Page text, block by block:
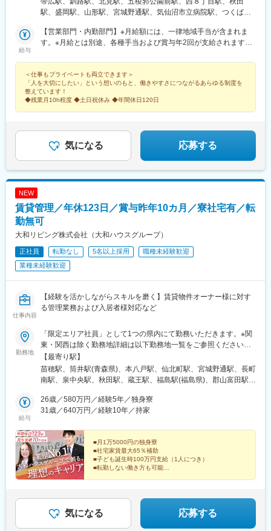
原則屋内禁煙（喫煙室あり）等、ビルにより異なります。
駅、盛岡駅、山形駅、宮城野通駅、気仙沼市立病院駅、つくば
西口駅、中野駅(東京都)、みなとみらい駅、北三条駅、野町駅、大
垣駅、名鉄岐阜駅、権堂駅、元善光寺駅、福井城址大名町駅、新
駅、福山駅、湯田温泉駅、片原町駅(香川県)、宮崎駅、中央病院前
駅、大通駅、榴ケ岡駅、南越谷駅、三越前駅、西新宿駅、岐阜
駅、善光寺下駅、足羽山公園口駅、栄町駅(愛知県)、国際センター
駅、あすなろう四日市駅、山陽姫路駅、渡辺橋駅、心斎橋駅、東
駅、蒲生駅、東京駅、都庁前駅、桜木町駅、仁愛女子高校駅、丸
の内駅(愛知県)、淀屋橋駅、堺筋本町駅、新西大寺町筋駅、高松駅
給与
【営業部門・内勤部門】※月給額には、一律地域手当が含まれま
す。※月給とは別途、各種手当および賞与年2回が支給されます。
児島月給19万円以上■宮城／山形／石川月給20万円以上■茨城／静
岡／愛知／岐阜／三重／奈良月給21万円以上■兵庫／広島月給22
万円以上■埼玉／大阪月給23万円以上■東京／神奈川月給24万円以
上
＜仕事もプライベートも両立できます＞
「人を大切にしたい」という想いのもと、働きやすさにつながるあらゆる制度を
整えています！
◆残業月10h程度 ◆土日祝休み ◆年間休日120日
気になる 応募する
NEW
賃貸管理／年休123日／賞与昨年10カ月／寮社宅有／転
勤無可
大和リビング株式会社（大和ハウスグループ）
正社員 転勤なし 5名以上採用
職種未経験歓迎
業種未経験歓迎
仕事内容
【経験を活かしながらスキルを磨く】賃貸物件オーナー様に対す
る管理業務および入居者様対応など
勤務地
「限定エリア社員」として1つの県内にて勤務いただきます。※関
東・関西は除く勤務地詳細は以下勤務地一覧をご参照ください。※
転勤なし※希望勤務地を考慮※マイカー通勤応相談受動喫煙対策：
屋内喫煙可能場所あり
【最寄り駅】
苗穂駅、筒井駅(青森県)、本八戸駅、仙北町駅、宮城野通駅、長町
南駅、泉中央駅、秋田駅、蔵王駅、福島駅(福島県)、郡山富田駅、
田駅、小山駅、高崎駅、井野駅(群馬県)、太田駅(群馬県)、甲府
駅、新潟駅、長岡駅、春日山駅、本郷駅(長野県)、信濃荒井駅、広
駅、ささしまライブ駅、伏屋駅、徳重駅、長久手古戦場駅、市役
所前駅(愛知県)、岡崎駅、妙興寺駅、土橋駅(愛知県)、春日井駅(中
央本線)、西岐阜駅、鵜沼宿駅、東静岡駅、浜松駅、沼津駅、掛川
駅、藤枝駅、津駅、近鉄四日市駅、湖山駅、後藤駅、松江駅、新
西大寺町筋駅、大元駅、東山・おかでんミュージアム駅、球場前
駅(広島県)、矢原駅、周防花岡駅、二軒屋駅、伏石駅、福音寺駅、
宝永町駅、南小倉駅、東比恵駅、赤坂駅(福岡県)、今宿駅、久留米
給与
26歳／580万円／経験5年／独身寮
31歳／640万円／経験10年／持家
■月1万5000円の独身寮
■社宅家賃最大65％補助
■子ども誕生時100万円支給（1人につき）
■転勤しない働き方も可能
顧客に寄り添い、深い関係性を築けます。
気になる 応募する